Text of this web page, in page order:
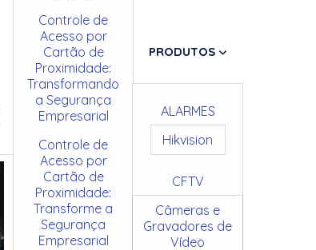
Controle de
Acesso por
Cartão de
Proximidade:
Transformando
a Segurança
Empresarial
Controle de
Acesso por
Cartão de
Proximidade:
Transforme a
Segurança
Empresarial
PRODUTOS
ALARMES
Hikvision
CFTV
Câmeras e
Gravadores de
Vídeo